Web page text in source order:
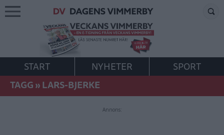
START NYHETER
SPORT
TAGG»LARS-BJERKE
Annons: